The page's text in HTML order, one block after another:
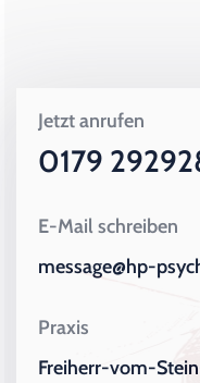
Jetzt anrufen
0179
E-Mail schreiben
message@hp-
Praxis
Freiherr-vom-